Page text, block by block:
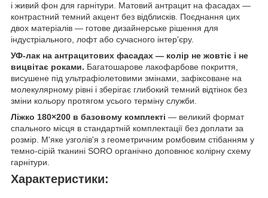
і живий фон для гарнітури. Матовий антрацит на фасадах —
контрастний темний акцент без відблисків. Поєднання цих
двох матеріалів — готове дизайнерське рішення для
індустріального, лофт або сучасного інтер'єру.
УФ-лак на антрацитових фасадах — колір не жовтіє і не
вицвітає роками. Багатошарове лакофарбове покриття,
висушене під ультрафіолетовими змінами, зафіксоване на
молекулярному рівні і зберігає глибокий темний відтінок без
зміни кольору протягом усього терміну служби.
Ліжко 180×200 в базовому комплекті — великий формат
спального місця в стандартній комплектації без доплати за
розмір. М'яке узголів'я з геометричним ромбовим стібанням у
темно-сірій тканині SORO органічно доповнює колірну схему
гарнітури.
Характеристики: